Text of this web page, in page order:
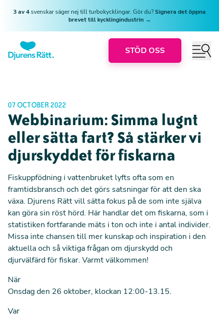
3 av 4svenskar säger nej till turbokycklingar. Gör du?Signera det öppna
brevet till kycklingindustrin →
STÖD OSS
07 OCTOBER 2022
Webbinarium: Simma lugnt
eller sätta fart? Så stärker vi
djurskyddet för fiskarna
Fiskuppfödning i vattenbruket lyfts ofta som en
framtidsbransch och det görs satsningar för att den ska
växa. Djurens Rätt vill sätta fokus på de som inte själva
kan göra sin röst hörd. Här handlar det om fiskarna, som i
statistiken fortfarande mäts i ton och inte i antal individer.
Missa inte chansen till mer kunskap och inspiration i den
aktuella och så viktiga frågan om djurskydd och
djurvälfärd för fiskar. Varmt välkommen!
När
Onsdag den 26 oktober, klockan 12:00-13.15.
Var